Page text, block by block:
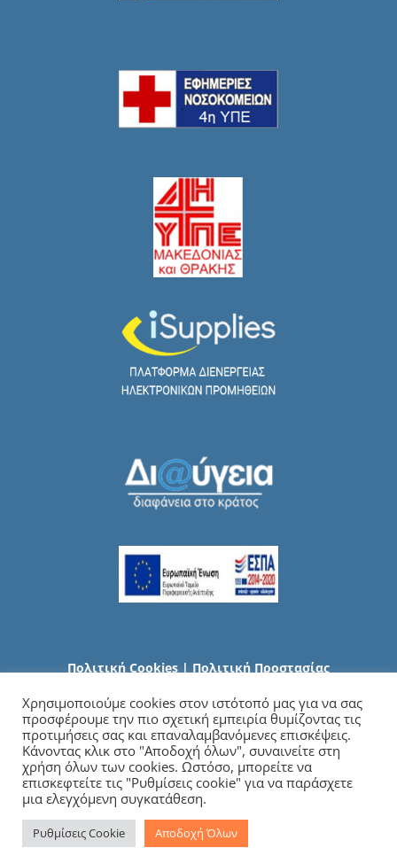
Πολιτική Cookies | Πολιτική Προστασίας
Copyright2026 Γενικό Νοσοκομείο Χαλκιδικής | All Rights Reserved |
Χρησιμοποιούμε cookies στον ιστότοπό μας για να σας
προσφέρουμε την πιο σχετική εμπειρία θυμίζοντας τις
προτιμήσεις σας και επαναλαμβανόμενες επισκέψεις.
Κάνοντας κλικ στο "Αποδοχή όλων", συναινείτε στη
χρήση όλων των cookies. Ωστόσο, μπορείτε να
επισκεφτείτε τις "Ρυθμίσεις cookie" για να παράσχετε
μια ελεγχόμενη συγκατάθεση.
Ρυθμίσεις Cookie Αποδοχή Όλων